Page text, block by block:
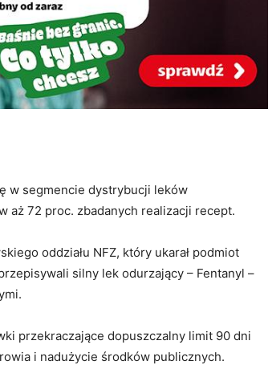
w segmencie dystrybucji leków
aż 72 proc. zbadanych realizacji recept.
oddziału NFZ, który ukarał podmiot
silny lek odurzający – Fentanyl –
przekraczające dopuszczalny limit 90 dni
i nadużycie środków publicznych.